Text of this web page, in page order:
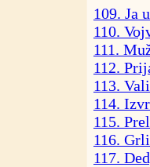
109. Ja
110.
111.
112.
113.
114.
115.
116.
117.